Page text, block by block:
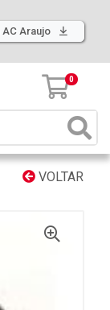
AC Araujo
0
VOLTAR